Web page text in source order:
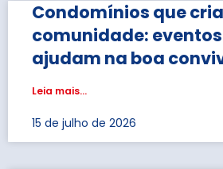
Condomínios que
comunidade:
ajudam na boa
Leia mais...
15 de julho de 2026